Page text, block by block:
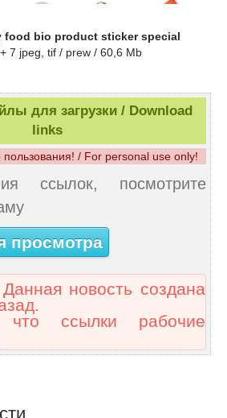
food bio product sticker special
7 jpeg, tif / prew / 60,6 Mb
для загрузки / Download
links
пользования! / For personal use only!
ссылок, посмотрите
просмотра
Данная новость создана
что ссылки рабочие